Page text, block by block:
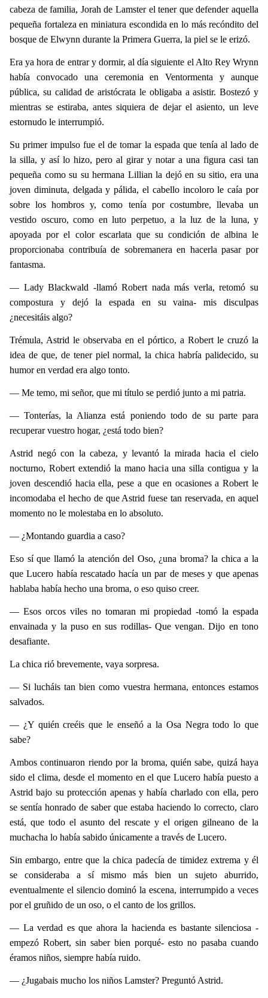
cabeza de familia, Jorah de Lamster el tener que defender aquella
pequeña fortaleza en miniatura escondida en lo más recóndito del
bosque de Elwynn durante la Primera Guerra, la piel se le erizó.
Era ya hora de entrar y dormir, al día siguiente el Alto Rey Wrynn
había convocado una ceremonia en Ventormenta y aunque
pública, su calidad de aristócrata le obligaba a asistir. Bostezó y
mientras se estiraba, antes siquiera de dejar el asiento, un leve
estornudo le interrumpió.
Su primer impulso fue el de tomar la espada que tenía al lado de
la silla, y así lo hizo, pero al girar y notar a una figura casi tan
pequeña como su su hermana Lillian la dejó en su sitio, era una
joven diminuta, delgada y pálida, el cabello incoloro le caía por
sobre los hombros y, como tenía por costumbre, llevaba un
vestido oscuro, como en luto perpetuo, a la luz de la luna, y
apoyada por el color escarlata que su condición de albina le
proporcionaba contribuía de sobremanera en hacerla pasar por
fantasma.
— Lady Blackwald -llamó Robert nada más verla, retomó su
compostura y dejó la espada en su vaina- mis disculpas
¿necesitáis algo?
Trémula, Astrid le observaba en el pórtico, a Robert le cruzó la
idea de que, de tener piel normal, la chica habría palidecido, su
humor en verdad era algo tonto.
— Me temo, mi señor, que mi título se perdió junto a mi patria.
— Tonterías, la Alianza está poniendo todo de su parte para
recuperar vuestro hogar, ¿está todo bien?
Astrid negó con la cabeza, y levantó la mirada hacia el cielo
nocturno, Robert extendió la mano hacia una silla contigua y la
joven descendió hacia ella, pese a que en ocasiones a Robert le
incomodaba el hecho de que Astrid fuese tan reservada, en aquel
momento no le molestaba en lo absoluto.
— ¿Montando guardia a caso?
Eso sí que llamó la atención del Oso, ¿una broma? la chica a la
que Lucero había rescatado hacía un par de meses y que apenas
hablaba había hecho una broma, o eso quiso creer.
— Esos orcos viles no tomaran mi propiedad -tomó la espada
envainada y la puso en sus rodillas- Que vengan. Dijo en tono
desafiante.
La chica rió brevemente, vaya sorpresa.
— Si lucháis tan bien como vuestra hermana, entonces estamos
salvados.
— ¿Y quién creéis que le enseñó a la Osa Negra todo lo que
sabe?
Ambos continuaron riendo por la broma, quién sabe, quizá haya
sido el clima, desde el momento en el que Lucero había puesto a
Astrid bajo su protección apenas y había charlado con ella, pero
se sentía honrado de saber que estaba haciendo lo correcto, claro
está, que todo el asunto del rescate y el origen gilneano de la
muchacha lo había sabido únicamente a través de Lucero.
Sin embargo, entre que la chica padecía de timidez extrema y él
se consideraba a sí mismo más bien un sujeto aburrido,
eventualmente el silencio dominó la escena, interrumpido a veces
por el gruñido de un oso, o el canto de los grillos.
— La verdad es que ahora la hacienda es bastante silenciosa -
empezó Robert, sin saber bien porqué- esto no pasaba cuando
éramos niños, siempre había ruido.
— ¿Jugabais mucho los niños Lamster? Preguntó Astrid.